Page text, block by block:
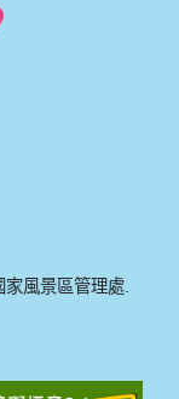
風景區管理處.